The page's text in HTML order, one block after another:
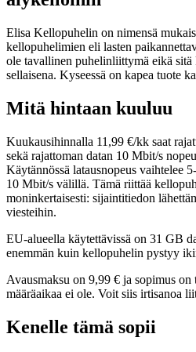
Elisa Kellopuhelin on nimensä
kellopuhelimien eli lasten
ole tavallinen puhelinliittymä eikä sitä
sellaisena. Kyseessä on kapea tuote
Mitä hintaan kuuluu
Kuukausihinnalla 11,99 €/kk saat
sekä rajattoman datan 10 Mbit/s
Käytännössä latausnopeus vaihtelee
10 Mbit/s välillä. Tämä riittää
moninkertaisesti: sijaintitiedon
viesteihin.
EU-alueella käytettävissä on 31 GB
enemmän kuin kellopuhelin pystyy
Avausmaksu on 9,99 € ja sopimus on
määräaikaa ei ole. Voit siis irtisanoa
Kenelle tämä sopii